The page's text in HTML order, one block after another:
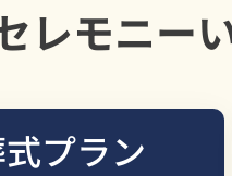
レモニー
プラン